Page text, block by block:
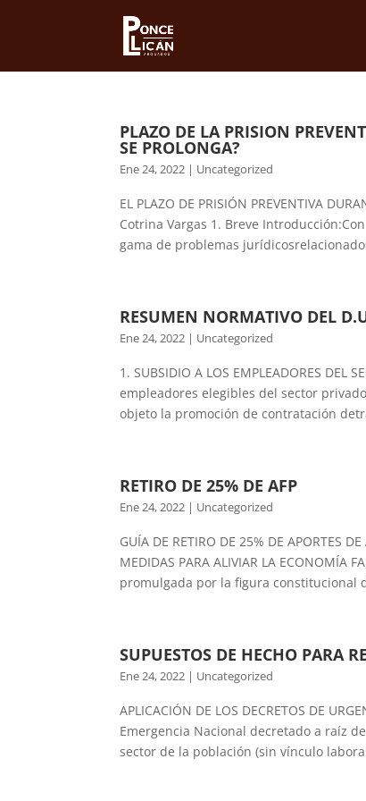
PLAZO DE LA PRISION
SE PROLONGA?
Ene 24, 2022 | Uncategorized
EL PLAZO DE PRISIÓN PREVENTIVA
Cotrina Vargas 1. Breve
gama de problemas
RESUMEN NORMATIVO DEL
Ene 24, 2022 | Uncategorized
1. SUBSIDIO A LOS EMPLEADORES
empleadores elegibles del sector
objeto la promoción de contratación
RETIRO DE 25% DE AFP
Ene 24, 2022 | Uncategorized
GUÍA DE RETIRO DE 25% DE APORTES
MEDIDAS PARA ALIVIAR LA ECONOMÍA
promulgada por la figura constitucional
SUPUESTOS DE HECHO PARA
Ene 24, 2022 | Uncategorized
APLICACIÓN DE LOS DECRETOS DE
Emergencia Nacional decretado a raíz
sector de la población (sin vínculo